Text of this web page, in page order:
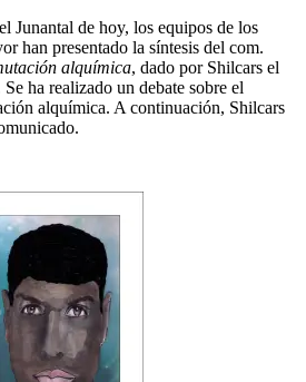
Junantal de hoy, los equipos de los
han presentado la síntesis del com.
alquímica, dado por Shilcars el
ha realizado un debate sobre el
alquímica. A continuación, Shilcars